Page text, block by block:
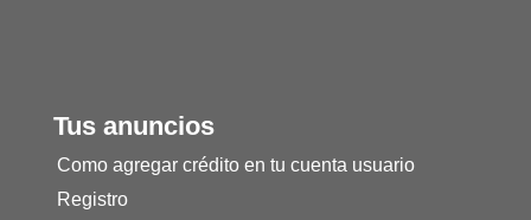
Tus anuncios
Como agregar crédito en tu cuenta usuario
Registro